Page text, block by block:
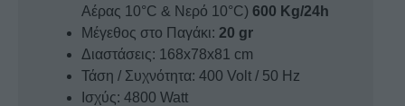
Αέρας 10°C & Νερό 10°C) 600 Kg/24h
Μέγεθος στο Παγάκι: 20 gr
Διαστάσεις: 168x78x81 cm
Τάση / Συχνότητα: 400 Volt / 50 Hz
Ισχύς: 4800 Watt